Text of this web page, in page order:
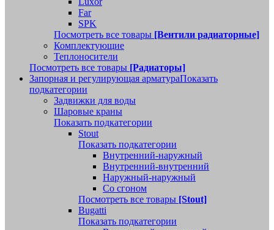
Far
SPK
Посмотреть все товары [Вентили радиаторные]
Комплектующие
Теплоносители
Посмотреть все товары [Радиаторы]
Запорная и регулирующая арматураПоказать
подкатегории
Задвижки для воды
Шаровые краны
Показать подкатегории
Stout
Показать подкатегории
Внутренний-наружный
Внутренний-внутренний
Наружный-наружный
Со сгоном
Посмотреть все товары [Stout]
Bugatti
Показать подкатегории